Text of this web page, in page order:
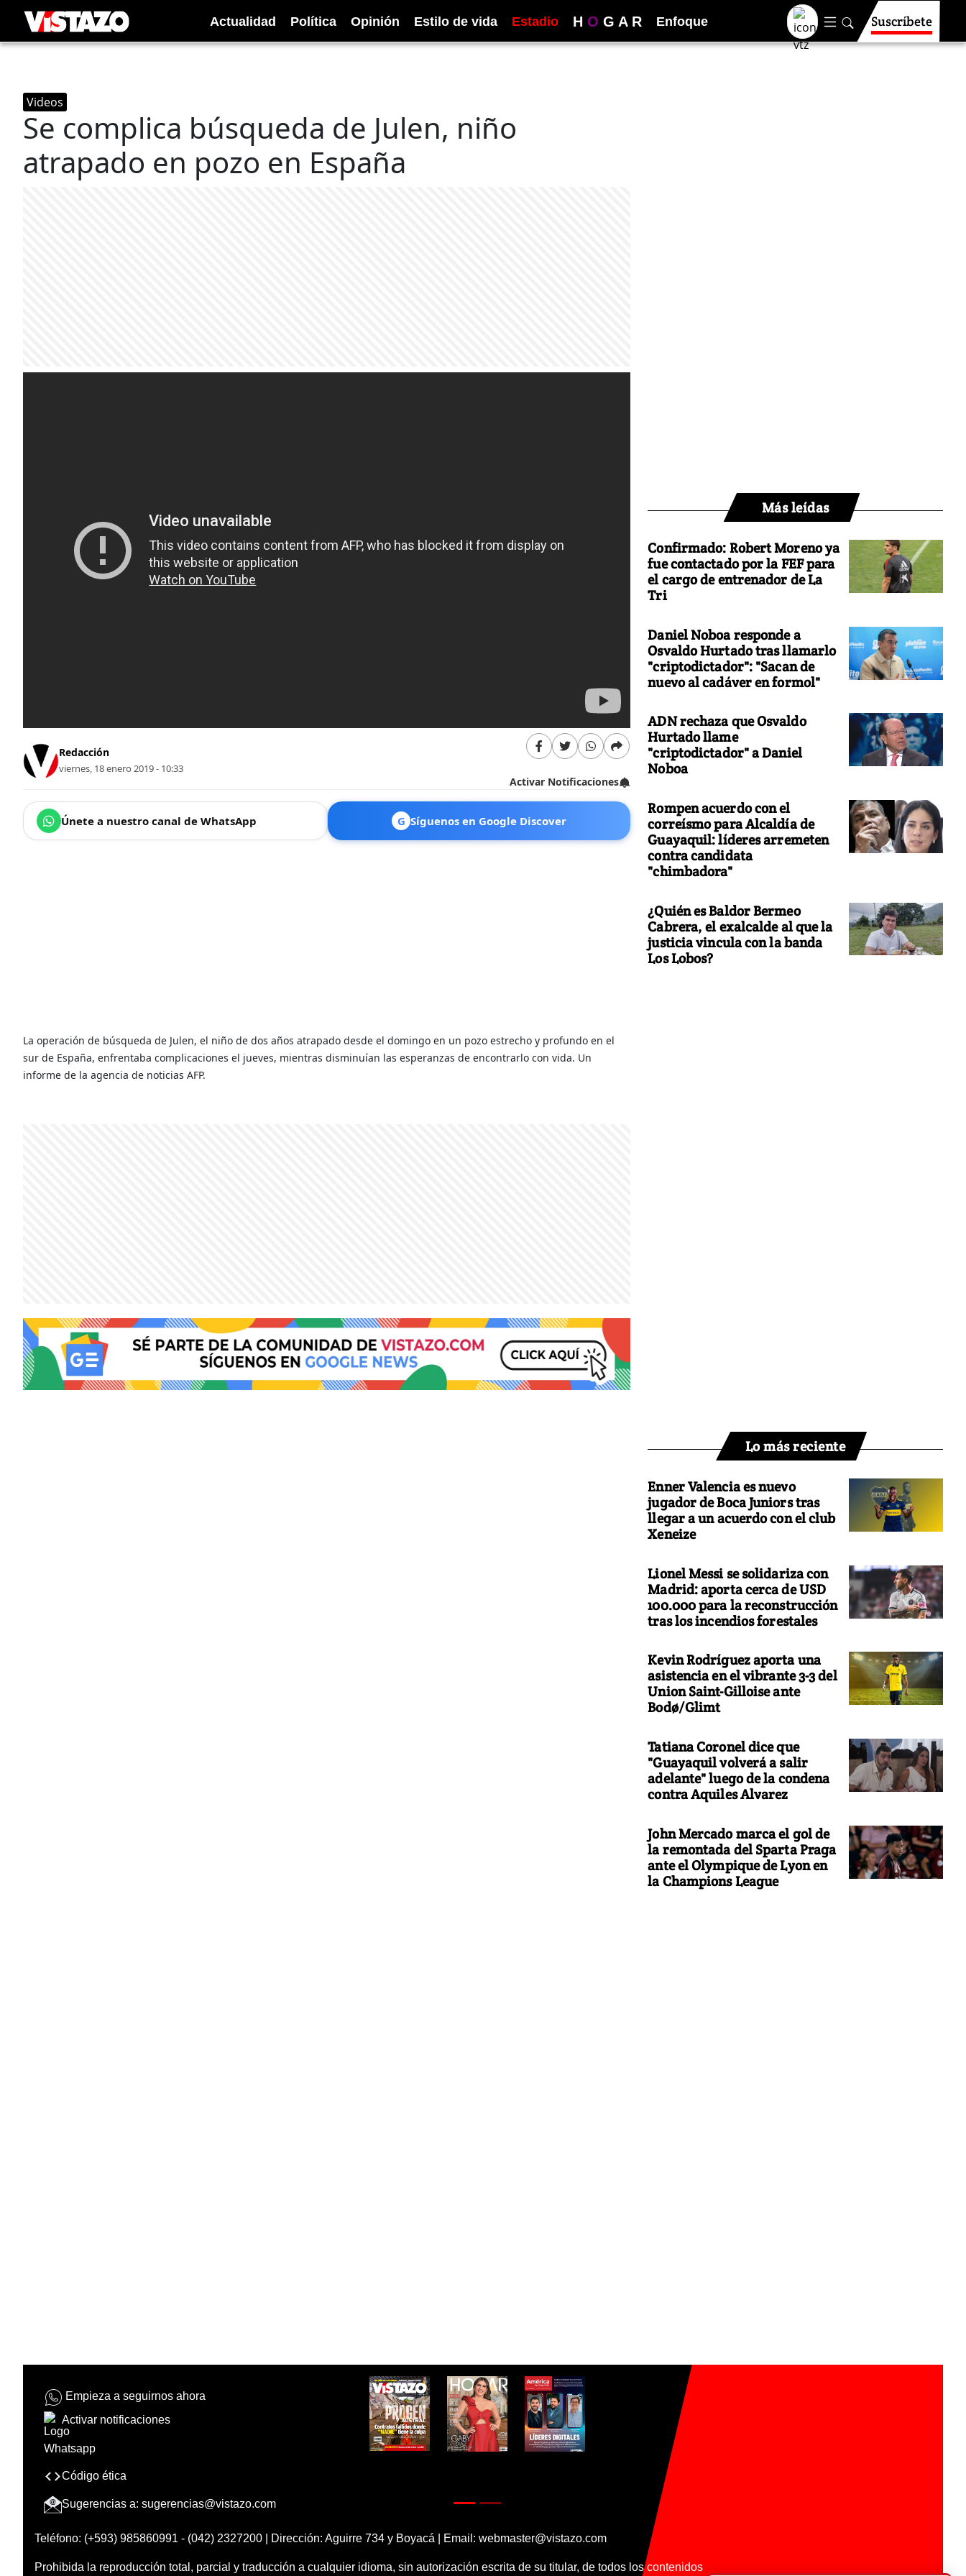
Actualidad Política Opinión Estilo de vida Estadio H O G A R Enfoque Suscríbete
Videos
Se complica búsqueda de Julen, niño
atrapado en pozo en España
Redacción
viernes, 18 enero 2019 - 10:33
Activar Notificaciones
Únete a nuestro canal de WhatsApp G Síguenos en Google Discover
La operación de búsqueda de Julen, el niño de dos años atrapado desde el domingo en un pozo estrecho y profundo en el
sur de España, enfrentaba complicaciones el jueves, mientras disminuían las esperanzas de encontrarlo con vida. Un
informe de la agencia de noticias AFP.
Más leídas
Confirmado: Robert Moreno ya
fue contactado por la FEF para
el cargo de entrenador de La
Tri
Daniel Noboa responde a
Osvaldo Hurtado tras llamarlo
"criptodictador": "Sacan de
nuevo al cadáver en formol"
ADN rechaza que Osvaldo
Hurtado llame
"criptodictador" a Daniel
Noboa
Rompen acuerdo con el
correísmo para Alcaldía de
Guayaquil: líderes arremeten
contra candidata
"chimbadora"
¿Quién es Baldor Bermeo
Cabrera, el exalcalde al que la
justicia vincula con la banda
Los Lobos?
Lo más reciente
Enner Valencia es nuevo
jugador de Boca Juniors tras
llegar a un acuerdo con el club
Xeneize
Lionel Messi se solidariza con
Madrid: aporta cerca de USD
100.000 para la reconstrucción
tras los incendios forestales
Kevin Rodríguez aporta una
asistencia en el vibrante 3-3 del
Union Saint-Gilloise ante
Bodø/Glimt
Tatiana Coronel dice que
"Guayaquil volverá a salir
adelante" luego de la condena
contra Aquiles Alvarez
John Mercado marca el gol de
la remontada del Sparta Praga
ante el Olympique de Lyon en
la Champions League
Empieza a seguirnos ahora
Activar notificaciones
Código ética
Sugerencias a: sugerencias@vistazo.com
Teléfono: (+593) 985860991 - (042) 2327200 | Dirección: Aguirre 734 y Boyacá | Email: webmaster@vistazo.com
Prohibida la reproducción total, parcial y traducción a cualquier idioma, sin autorización escrita de su titular, de todos los contenidos